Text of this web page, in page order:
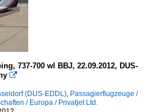
737-700 wl BBJ, 22.09.2012, DUS-

(DUS-EDDL), Passagierflugzeuge /
/ Europa / Privatjet Ltd.